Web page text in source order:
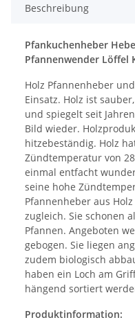
Beschreibung
Pfankuchenheber
Pfannenwender Löffel
Holz Pfannenheber
Einsatz. Holz ist
und spiegelt seit
Bild wieder.
hitzebeständig. Holz
Zündtemperatur von
einmal entfacht
seine hohe
Pfannenheber aus
zugleich. Sie schonen
Pfannen. Angeboten
gebogen. Sie liegen
zudem biologisch
haben ein Loch am
hängend sortiert
Produktinformation: